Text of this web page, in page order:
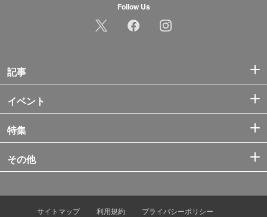
Follow Us
記事
イベント
特集
その他
サイトマップ 利用規約 プライバシーポリシー